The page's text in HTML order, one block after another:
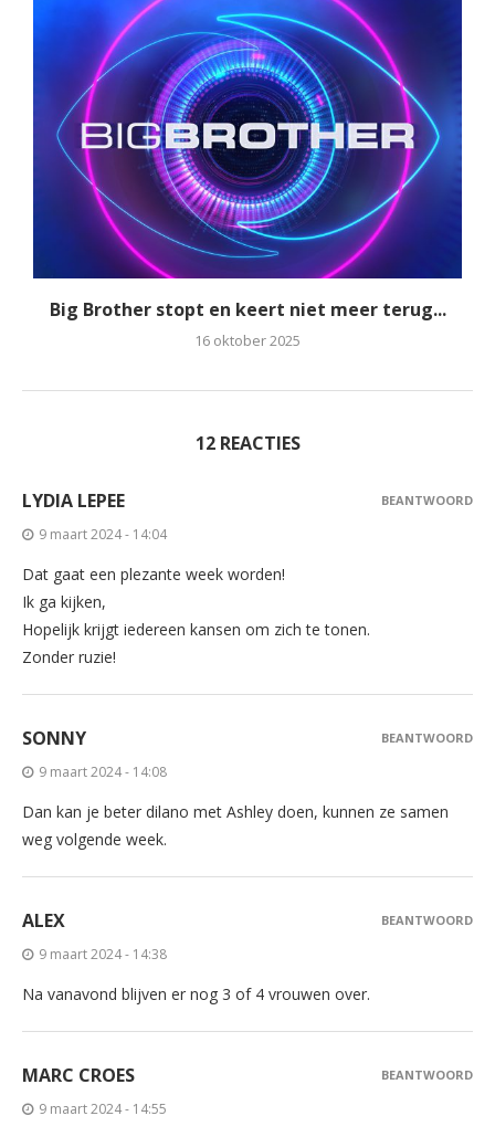
Big Brother stopt en keert niet meer terug...
16 oktober 2025
12 REACTIES
LYDIA LEPEE
9 maart 2024 - 14:04
Dat gaat een plezante week worden!
Ik ga kijken,
Hopelijk krijgt iedereen kansen om zich te tonen.
Zonder ruzie!
BEANTWOORD
SONNY
9 maart 2024 - 14:08
Dan kan je beter dilano met Ashley doen, kunnen ze samen
weg volgende week.
BEANTWOORD
ALEX
9 maart 2024 - 14:38
Na vanavond blijven er nog 3 of 4 vrouwen over.
BEANTWOORD
MARC CROES
9 maart 2024 - 14:55
BEANTWOORD